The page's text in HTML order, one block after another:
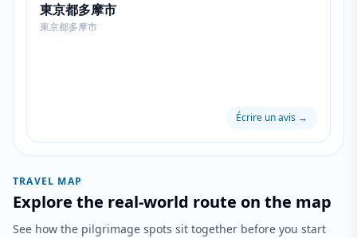
東京都多摩市
東京都多摩市
Écrire un avis →
TRAVEL MAP
Explore the real-world route on the map
See how the pilgrimage spots sit together before you start